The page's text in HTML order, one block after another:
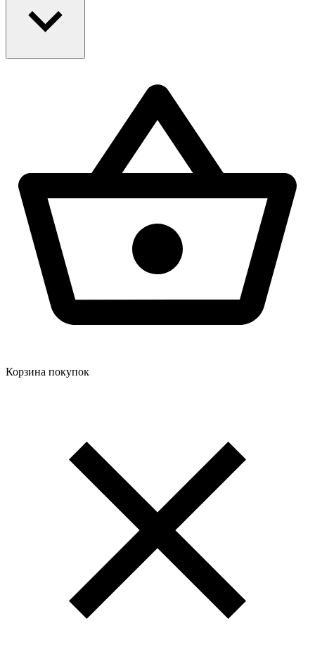
Корзина покупок